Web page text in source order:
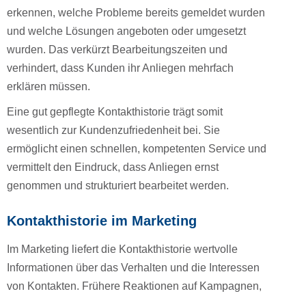
erkennen, welche Probleme bereits gemeldet wurden
und welche Lösungen angeboten oder umgesetzt
wurden. Das verkürzt Bearbeitungszeiten und
verhindert, dass Kunden ihr Anliegen mehrfach
erklären müssen.
Eine gut gepflegte Kontakthistorie trägt somit
wesentlich zur Kundenzufriedenheit bei. Sie
ermöglicht einen schnellen, kompetenten Service und
vermittelt den Eindruck, dass Anliegen ernst
genommen und strukturiert bearbeitet werden.
Kontakthistorie im Marketing
Im Marketing liefert die Kontakthistorie wertvolle
Informationen über das Verhalten und die Interessen
von Kontakten. Frühere Reaktionen auf Kampagnen,